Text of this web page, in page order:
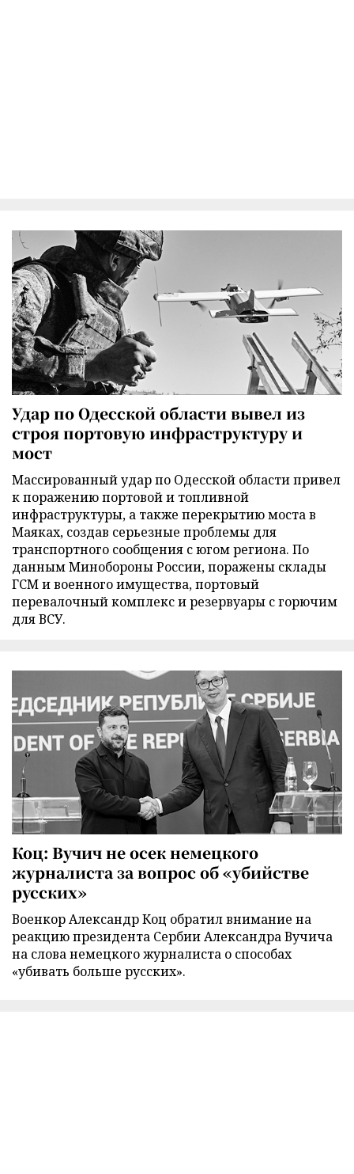
Удар по Одесской области вывел из
строя портовую инфраструктуру и
мост
Массированный удар по Одесской области привел
к поражению портовой и топливной
инфраструктуры, а также перекрытию моста в
Маяках, создав серьезные проблемы для
транспортного сообщения с югом региона. По
данным Минобороны России, поражены склады
ГСМ и военного имущества, портовый
перевалочный комплекс и резервуары с горючим
для ВСУ.
Коц: Вучич не осек немецкого
журналиста за вопрос об «убийстве
русских»
Военкор Александр Коц обратил внимание на
реакцию президента Сербии Александра Вучича
на слова немецкого журналиста о способах
«убивать больше русских».